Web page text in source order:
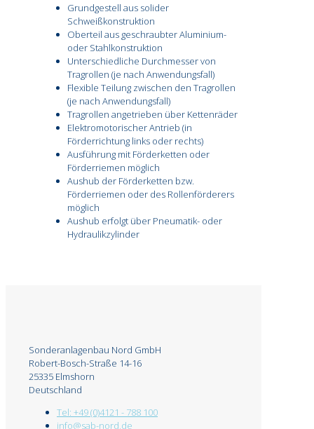
Grundgestell aus solider
Schweißkonstruktion
Oberteil aus geschraubter Aluminium-
oder Stahlkonstruktion
Unterschiedliche Durchmesser von
Tragrollen (je nach Anwendungsfall)
Flexible Teilung zwischen den Tragrollen
(je nach Anwendungsfall)
Tragrollen angetrieben über Kettenräder
Elektromotorischer Antrieb (in
Förderrichtung links oder rechts)
Ausführung mit Förderketten oder
Förderriemen möglich
Aushub der Förderketten bzw.
Förderriemen oder des Rollenförderers
möglich
Aushub erfolgt über Pneumatik- oder
Hydraulikzylinder
Sonderanlagenbau Nord GmbH
Robert-Bosch-Straße 14-16
25335 Elmshorn
Deutschland
Tel: +49 (0)4121 - 788 100
info@sab-nord.de